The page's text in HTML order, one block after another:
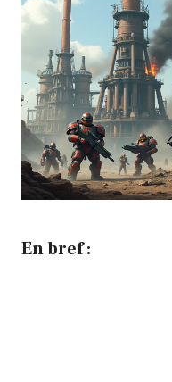
En bref :